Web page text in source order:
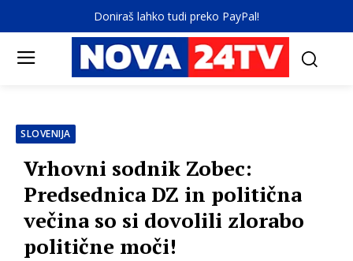
Doniraš lahko tudi preko PayPal!
SLOVENIJA
Vrhovni sodnik Zobec:
Predsednica DZ in politična
večina so si dovolili zlorabo
politične moči!